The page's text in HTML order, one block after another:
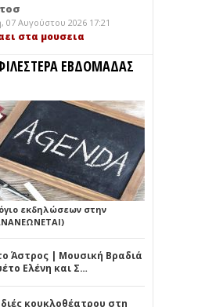
07 Αυγούστου 2026 17:21
στα μουσεια
ΕΒΔΟΜΑΔΑΣ
εκδηλώσεων στην
Άστρος | Μουσική Βραδιά
Ελένη και Σ…
κουκλοθέατρου στη